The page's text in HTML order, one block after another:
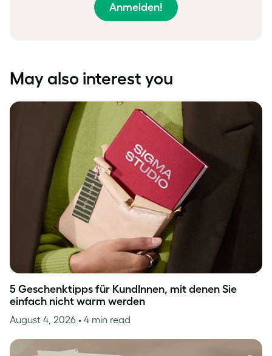
Anmelden!
May also interest you
5 Geschenktipps für KundInnen, mit denen Sie
einfach nicht warm werden
August 4, 2026 • 4 min read